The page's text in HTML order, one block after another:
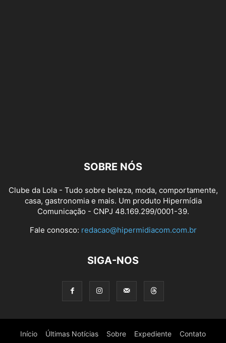
SOBRE NÓS
Clube da Lola - Tudo sobre beleza, moda, comportamente,
casa, gastronomia e mais. Um produto Hipermídia
Comunicação - CNPJ 48.169.299/0001-39.
Fale conosco: redacao@hipermidiacom.com.br
SIGA-NOS
Início Últimas Notícias Sobre Expediente Contato